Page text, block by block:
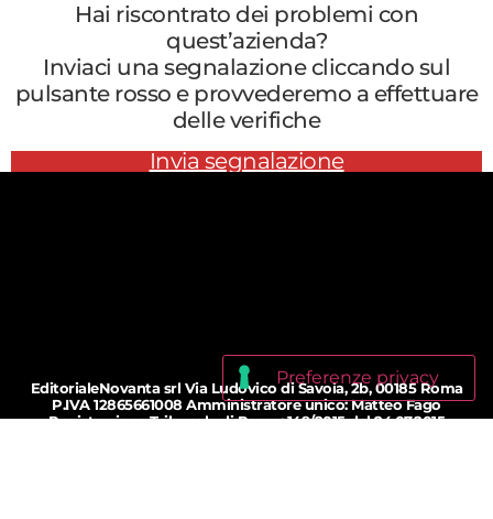
Hai riscontrato dei problemi con
quest’azienda?
Inviaci una segnalazione cliccando sul
pulsante rosso e provvederemo a effettuare
delle verifiche
Invia segnalazione
EditorialeNovanta srl Via Ludovico di Savoia, 2b, 00185 Roma
P.IVA 12865661008 Amministratore unico: Matteo Fago
Registrazione Tribunale di Roma: 149/2015 del 24.07.2015